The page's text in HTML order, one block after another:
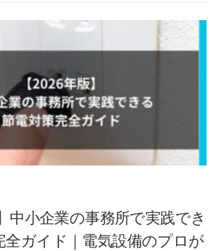
中小企業の事務所で実践でき
全ガイド｜電気設備のプロが